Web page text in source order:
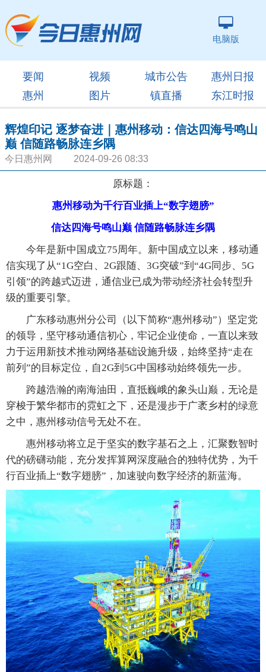
电脑版
要闻 视频 城市公告
惠州日报
惠州
图片 镇直播 东江时报
辉煌印记 逐梦奋进｜惠州移动：信达四海号鸣山
巅 信随路畅脉连乡隅
今日惠州网 2024-09-26 08:33
原标题：
惠州移动为千行百业插上“数字翅膀”
信达四海号鸣山巅 信随路畅脉连乡隅
今年是新中国成立75周年。新中国成立以来，移动通
信实现了从“1G空白、2G跟随、3G突破”到“4G同步、5G
引领”的跨越式迈进，通信业已成为带动经济社会转型升
级的重要引擎。
广东移动惠州分公司（以下简称“惠州移动”）坚定党
的领导，坚守移动通信初心，牢记企业使命，一直以来致
力于运用新技术推动网络基础设施升级，始终坚持“走在
前列”的目标定位，自2G到5G中国移动始终领先一步。
跨越浩瀚的南海油田，直抵巍峨的象头山巅，无论是
穿梭于繁华都市的霓虹之下，还是漫步于广袤乡村的绿意
之中，惠州移动信号无处不在。
惠州移动将立足于坚实的数字基石之上，汇聚数智时
代的磅礴动能，充分发挥算网深度融合的独特优势，为千
行百业插上“数字翅膀”，加速驶向数字经济的新蓝海。